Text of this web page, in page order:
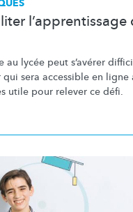
l’apprentissage
lycée peut s’avérer
sera accessible en ligne
utile pour relever ce défi.